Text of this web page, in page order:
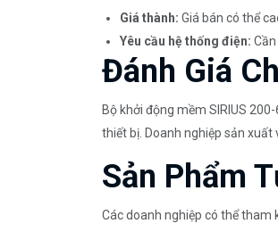
Giá thành: Giá bán có thể
Yêu cầu hệ thống điện:
Đánh Giá
Bộ khởi động mềm SIRIUS
thiết bị. Doanh nghiệp sản xuất
Sản Phẩm
Các doanh nghiệp có thể tham